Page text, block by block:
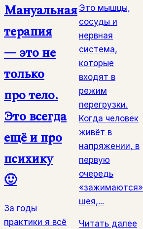
Мануальная
терапия
— это не
только
про тело.
Это всегда
ещё и про
психику
🙂
За годы
практики я всё
Это мышцы,
сосуды и
нервная
система,
которые
входят в
режим
перегрузки.
Когда человек
живёт в
напряжении, в
первую
очередь
«зажимаются»
шея,...
Читать далее